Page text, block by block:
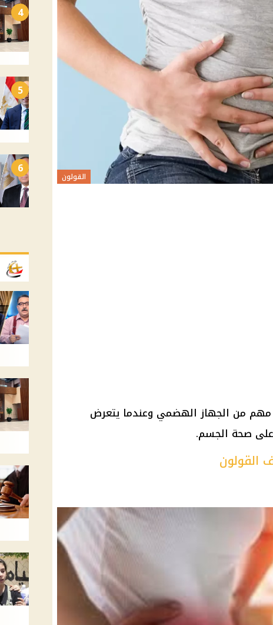
القولون
مهم من الجهاز الهضمي وعندما يتعرض
صحة الجسم.
4
5
6